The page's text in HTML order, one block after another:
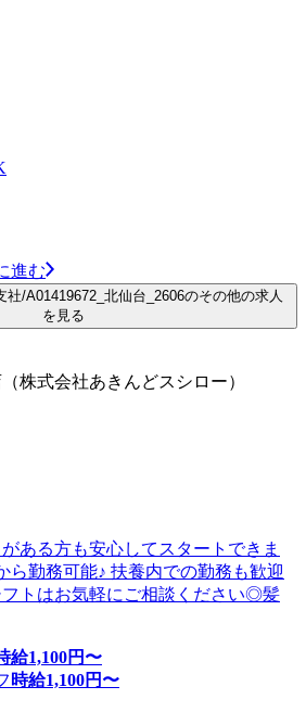
進む
/A01419672_北仙台_2606のその他の求人
を見る
株式会社あきんどスシロー）
ある方も安心してスタートできま
ら勤務可能♪ 扶養内での勤務も歓迎
フトはお気軽にご相談ください◎髪
給1,100円〜
時給1,100円〜